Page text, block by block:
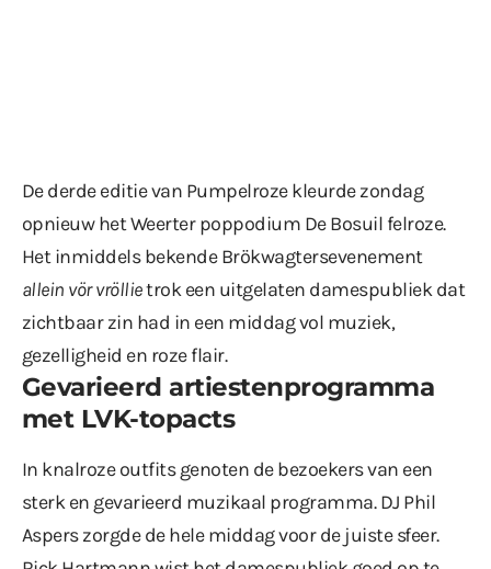
De derde editie van Pumpelroze kleurde zondag
opnieuw het Weerter poppodium De Bosuil felroze.
Het inmiddels bekende Brökwagtersevenement
allein vör vröllietrok een uitgelaten damespubliek dat
zichtbaar zin had in een middag vol muziek,
gezelligheid en roze flair.
Gevarieerd artiestenprogramma
met LVK-topacts
In knalroze outfits genoten de bezoekers van een
sterk en gevarieerd muzikaal programma. DJ Phil
Aspers zorgde de hele middag voor de juiste sfeer.